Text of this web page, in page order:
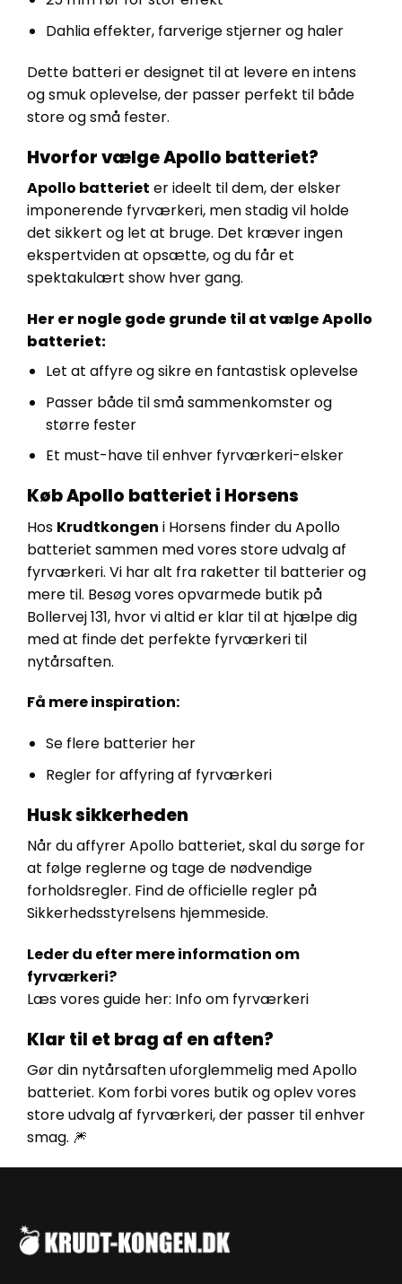
Dahlia effekter, farverige stjerner og haler
Dette batteri er designet til at levere en intens
og smuk oplevelse, der passer perfekt til både
store og små fester.
Hvorfor vælge Apollo batteriet?
Apollo batteriet er ideelt til dem, der elsker
imponerende fyrværkeri, men stadig vil holde
det sikkert og let at bruge. Det kræver ingen
ekspertviden at opsætte, og du får et
spektakulært show hver gang.
Her er nogle gode grunde til at vælge Apollo
batteriet:
Let at affyre og sikre en fantastisk oplevelse
Passer både til små sammenkomster og
større fester
Et must-have til enhver fyrværkeri-elsker
Køb Apollo batteriet i Horsens
Hos Krudtkongen i Horsens finder du Apollo
batteriet sammen med vores store udvalg af
fyrværkeri. Vi har alt fra raketter til batterier og
mere til. Besøg vores opvarmede butik på
Bollervej 131, hvor vi altid er klar til at hjælpe dig
med at finde det perfekte fyrværkeri til
nytårsaften.
Få mere inspiration:
Se flere batterier her
Regler for affyring af fyrværkeri
Husk sikkerheden
Når du affyrer Apollo batteriet, skal du sørge for
at følge reglerne og tage de nødvendige
forholdsregler. Find de officielle regler på
Sikkerhedsstyrelsens hjemmeside.
Leder du efter mere information om
fyrværkeri?
Læs vores guide her: Info om fyrværkeri
Klar til et brag af en aften?
Gør din nytårsaften uforglemmelig med Apollo
batteriet. Kom forbi vores butik og oplev vores
store udvalg af fyrværkeri, der passer til enhver
smag. 🎆